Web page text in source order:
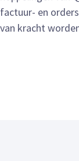
factuur- en
van kracht